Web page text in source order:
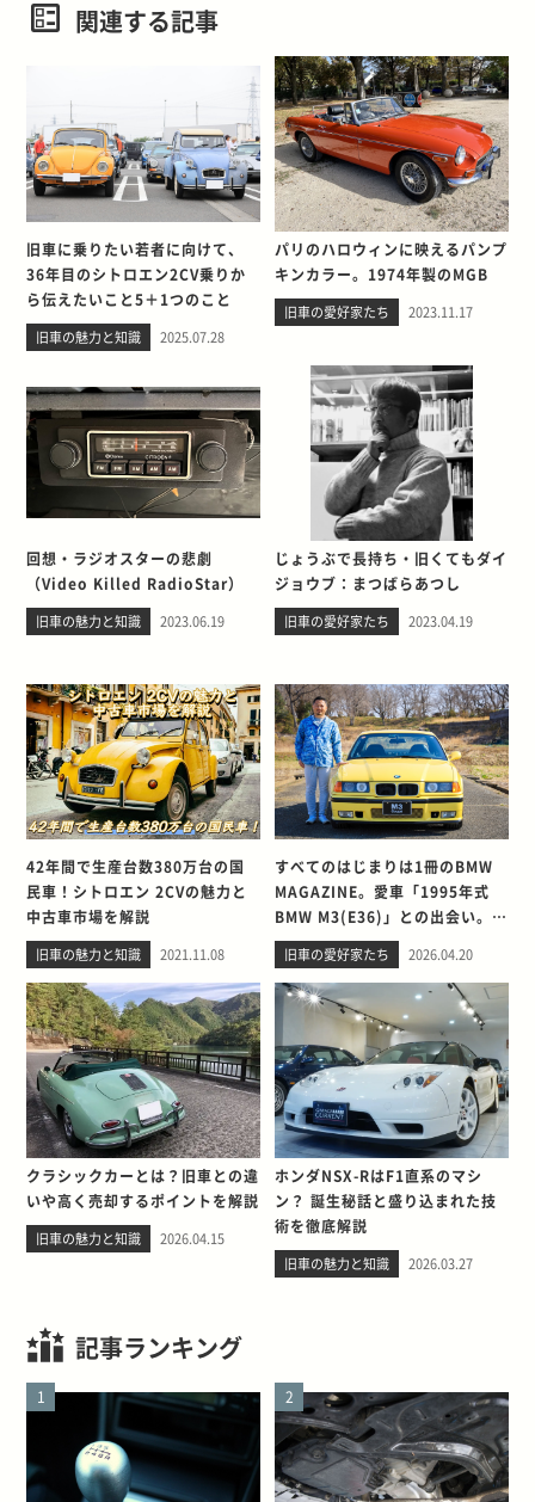
関連する記事
旧車に乗りたい若者に向けて、
36年目のシトロエン2CV乗りか
ら伝えたいこと5＋1つのこと
旧車の魅力と知識 2025.07.28
パリのハロウィンに映えるパンプ
キンカラー。1974年製のMGB
旧車の愛好家たち 2023.11.17
回想・ラジオスターの悲劇
（Video Killed RadioStar）
旧車の魅力と知識 2023.06.19
じょうぶで長持ち・旧くてもダイ
ジョウブ：まつばらあつし
旧車の愛好家たち 2023.04.19
42年間で生産台数380万台の国
民車！シトロエン 2CVの魅力と
中古車市場を解説
旧車の魅力と知識 2021.11.08
すべてのはじまりは1冊のBMW
MAGAZINE。愛車「1995年式
BMW M3(E36)」との出会い。そ
して別れを考える
旧車の愛好家たち 2026.04.20
クラシックカーとは？旧車との違
いや高く売却するポイントを解説
旧車の魅力と知識 2026.04.15
ホンダNSX-RはF1直系のマシ
ン？ 誕生秘話と盛り込まれた技
術を徹底解説
旧車の魅力と知識 2026.03.27
記事ランキング
1 2